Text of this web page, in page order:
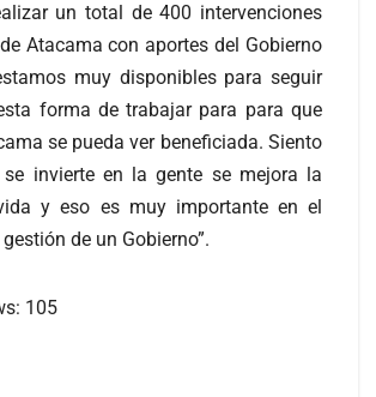
un total de 400 intervenciones
Atacama con aportes del Gobierno
muy disponibles para seguir
forma de trabajar para para que
se pueda ver beneficiada. Siento
invierte en la gente se mejora la
y eso es muy importante en el
de un Gobierno”.
105